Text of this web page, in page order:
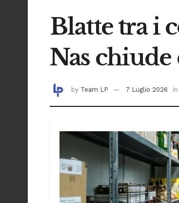
Blatte tra i
Nas
by Team LP 7 Luglio 2026 in